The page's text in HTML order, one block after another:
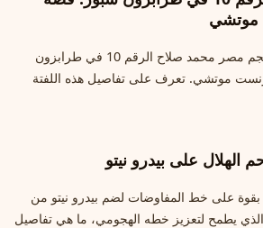
موتشي
في خطوة فريدة، يختار نجم مصر محمد صلاح الرقم 10 في طرابزون
موتشي. تعرف على تفاصيل هذه اللفتة
الهلال على بيدرو نيتو
مانشستر سيتي يenter بقوة على خط المفاوضات لضم بيدرو نيتو من
يطمح لتعزيز خطه الهجومي، ما هي تفاصيل